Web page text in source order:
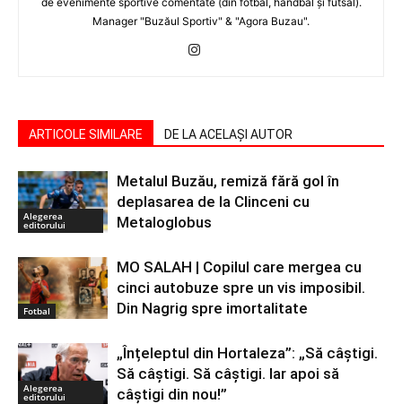
Manager "Buzăul Sportiv" & "Agora Buzau".
ARTICOLE SIMILARE DE LA ACELAȘI AUTOR
Alegerea
editorului
Metalul Buzău, remiză fără gol în
deplasarea de la Clinceni cu
Metaloglobus
Fotbal
MO SALAH | Copilul care mergea cu
cinci autobuze spre un vis imposibil.
Din Nagrig spre imortalitate
Alegerea
editorului
„Înțeleptul din Hortaleza”: „Să câștigi.
Să câștigi. Să câștigi. Iar apoi să
câștigi din nou!”